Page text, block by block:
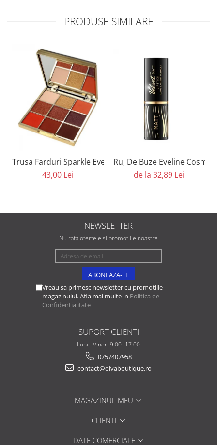
PRODUSE SIMILARE
Trusa Farduri Sparkle Eveline Cosmetics
43,00 Lei
Ruj De Buze Eveline
de la 32,89 Lei
NEWSLETTER
Nu rata ofertele si promotiile noastre
Vreau sa primesc newsletter cu promotiile
magazinului. Afla mai multe in Politica de
Confidentialitate
SUPORT CLIENTI
Luni - Vineri 9:00- 17:00
0757407958
contact@divaboutique.ro
MAGAZINUL MEU
CLIENTI
DATE COMERCIALE